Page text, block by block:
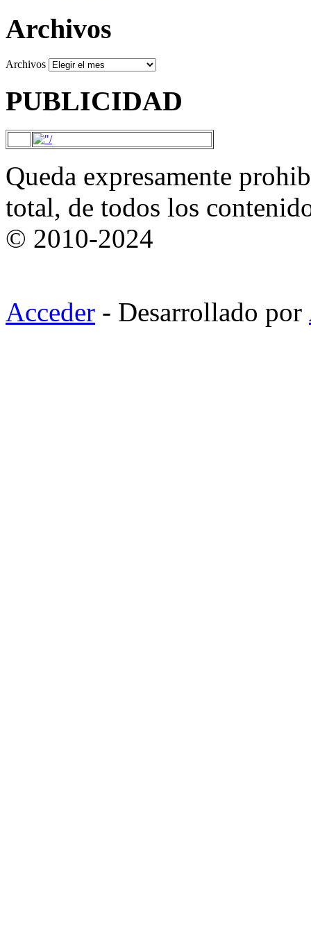
Archivos
Archivos
PUBLICIDAD
Queda expresamente
total, de todos los
© 2010-2024
Acceder - Desarrollado por